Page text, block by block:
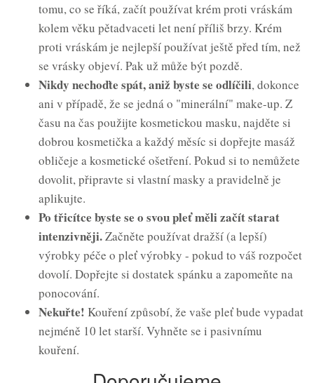
tomu, co se říká, začít používat krém proti vráskám
kolem věku pětadvaceti let není příliš brzy. Krém
proti vráskám je nejlepší používat ještě před tím, než
se vrásky objeví. Pak už může být pozdě.
Nikdy nechoďte spát, aniž byste se odlíčili, dokonce
ani v případě, že se jedná o "minerální" make-up. Z
času na čas použijte kosmetickou masku, najděte si
dobrou kosmetička a každý měsíc si dopřejte masáž
obličeje a kosmetické ošetření. Pokud si to nemůžete
dovolit, připravte si vlastní masky a pravidelně je
aplikujte.
Po třicítce byste se o svou pleť měli začít starat
intenzivněji.Začněte používat dražší (a lepší)
výrobky péče o pleť výrobky - pokud to váš rozpočet
dovolí. Dopřejte si dostatek spánku a zapomeňte na
ponocování.
Nekuřte! Kouření způsobí, že vaše pleť bude vypadat
nejméně 10 let starší. Vyhněte se i pasivnímu
kouření.